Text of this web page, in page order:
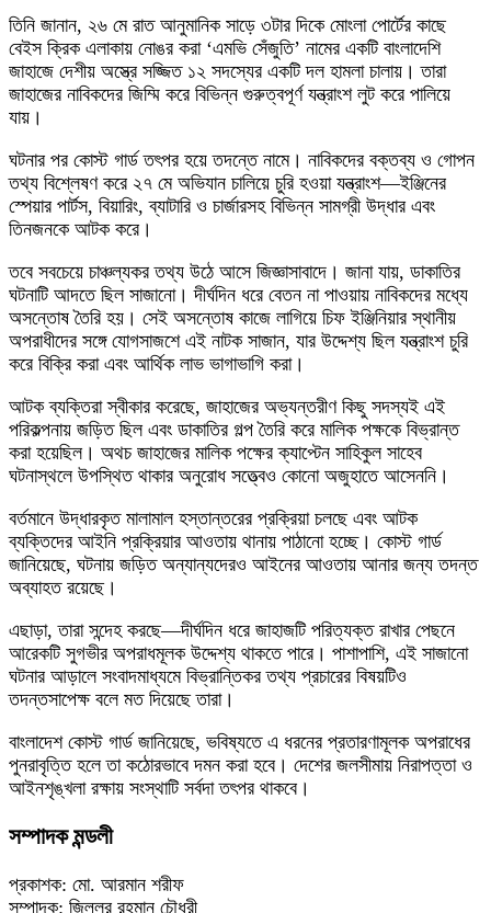
তিনি জানান, ২৬ মে রাত আনুমানিক সাড়ে ৩টার দিকে মোংলা পোর্টের কাছে
বেইস ক্রিক এলাকায় নোঙর করা ‘এমভি সেঁজুতি’ নামের একটি বাংলাদেশি
জাহাজে দেশীয় অস্ত্রে সজ্জিত ১২ সদস্যের একটি দল হামলা চালায়। তারা
জাহাজের নাবিকদের জিম্মি করে বিভিন্ন গুরুত্বপূর্ণ যন্ত্রাংশ লুট করে পালিয়ে
যায়।
ঘটনার পর কোস্ট গার্ড তৎপর হয়ে তদন্তে নামে। নাবিকদের বক্তব্য ও গোপন
তথ্য বিশ্লেষণ করে ২৭ মে অভিযান চালিয়ে চুরি হওয়া যন্ত্রাংশ—ইঞ্জিনের
স্পেয়ার পার্টস, বিয়ারিং, ব্যাটারি ও চার্জারসহ বিভিন্ন সামগ্রী উদ্ধার এবং
তিনজনকে আটক করে।
তবে সবচেয়ে চাঞ্চল্যকর তথ্য উঠে আসে জিজ্ঞাসাবাদে। জানা যায়, ডাকাতির
ঘটনাটি আদতে ছিল সাজানো। দীর্ঘদিন ধরে বেতন না পাওয়ায় নাবিকদের মধ্যে
অসন্তোষ তৈরি হয়। সেই অসন্তোষ কাজে লাগিয়ে চিফ ইঞ্জিনিয়ার স্থানীয়
অপরাধীদের সঙ্গে যোগসাজশে এই নাটক সাজান, যার উদ্দেশ্য ছিল যন্ত্রাংশ চুরি
করে বিক্রি করা এবং আর্থিক লাভ ভাগাভাগি করা।
আটক ব্যক্তিরা স্বীকার করেছে, জাহাজের অভ্যন্তরীণ কিছু সদস্যই এই
পরিকল্পনায় জড়িত ছিল এবং ডাকাতির গল্প তৈরি করে মালিক পক্ষকে বিভ্রান্ত
করা হয়েছিল। অথচ জাহাজের মালিক পক্ষের ক্যাপ্টেন সাহিকুল সাহেব
ঘটনাস্থলে উপস্থিত থাকার অনুরোধ সত্ত্বেও কোনো অজুহাতে আসেননি।
বর্তমানে উদ্ধারকৃত মালামাল হস্তান্তরের প্রক্রিয়া চলছে এবং আটক
ব্যক্তিদের আইনি প্রক্রিয়ার আওতায় থানায় পাঠানো হচ্ছে। কোস্ট গার্ড
জানিয়েছে, ঘটনায় জড়িত অন্যান্যদেরও আইনের আওতায় আনার জন্য তদন্ত
অব্যাহত রয়েছে।
এছাড়া, তারা সন্দেহ করছে—দীর্ঘদিন ধরে জাহাজটি পরিত্যক্ত রাখার পেছনে
আরেকটি সুগভীর অপরাধমূলক উদ্দেশ্য থাকতে পারে। পাশাপাশি, এই সাজানো
ঘটনার আড়ালে সংবাদমাধ্যমে বিভ্রান্তিকর তথ্য প্রচারের বিষয়টিও
তদন্তসাপেক্ষ বলে মত দিয়েছে তারা।
বাংলাদেশ কোস্ট গার্ড জানিয়েছে, ভবিষ্যতে এ ধরনের প্রতারণামূলক অপরাধের
পুনরাবৃত্তি হলে তা কঠোরভাবে দমন করা হবে। দেশের জলসীমায় নিরাপত্তা ও
আইনশৃঙ্খলা রক্ষায় সংস্থাটি সর্বদা তৎপর থাকবে।
সম্পাদক মন্ডলী
প্রকাশক: মো. আরমান শরীফ
সম্পাদক: জিল্লুর রহমান চৌধুরী